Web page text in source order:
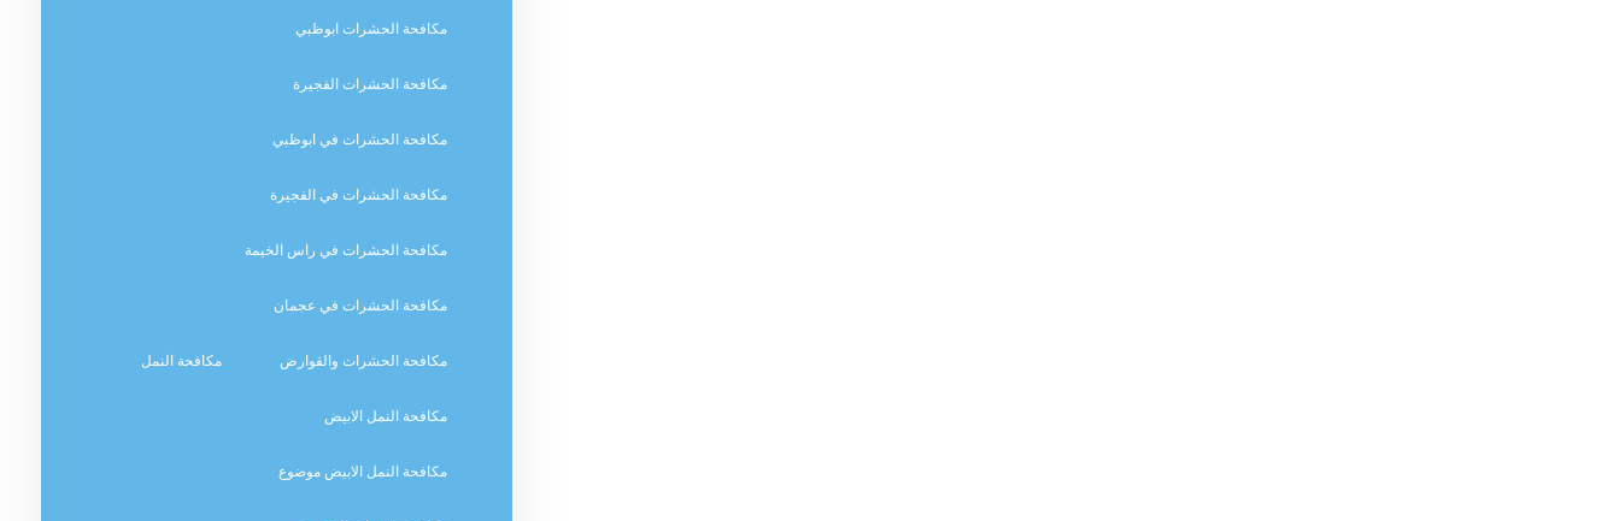
مكافحة الحشرات ابوظبي
مكافحة الحشرات الفجيرة
مكافحة الحشرات في ابوظبي
مكافحة الحشرات في الفجيرة
مكافحة الحشرات في راس الخيمة
مكافحة الحشرات في عجمان
مكافحة الحشرات والقوارض مكافحة النمل
مكافحة النمل الابيض
مكافحة النمل الابيض موضوع